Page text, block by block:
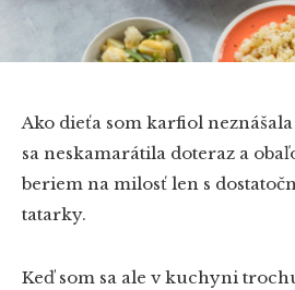
Ako dieťa som karfiol
sa neskamarátila doteraz a
beriem na milosť len s
tatarky.
Keď som sa ale v kuchyni